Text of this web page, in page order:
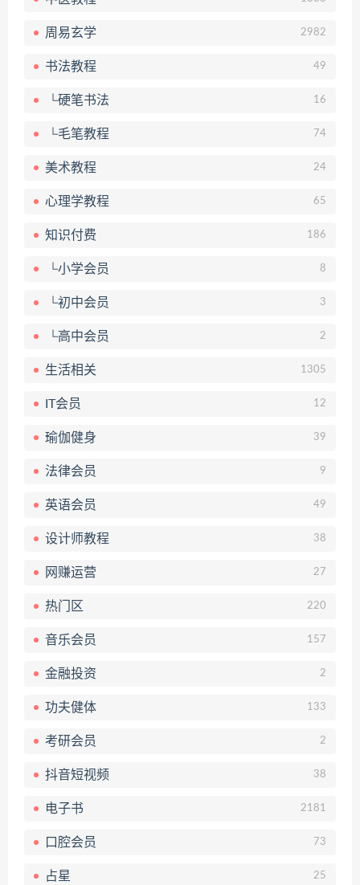
周易玄学 2982
书法教程 49
└硬笔书法 16
└毛笔教程 74
美术教程 24
心理学教程 65
知识付费 186
└小学会员 8
└初中会员 3
└高中会员 2
生活相关 1305
IT会员 12
瑜伽健身 39
法律会员 9
英语会员 49
设计师教程 38
网赚运营 27
热门区 220
音乐会员 157
金融投资 2
功夫健体 133
考研会员 2
抖音短视频 38
电子书 2181
口腔会员 73
占星 25